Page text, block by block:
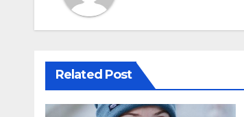
Related Post